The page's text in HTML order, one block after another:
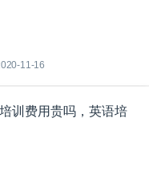
11-16
训费用贵吗，英语培